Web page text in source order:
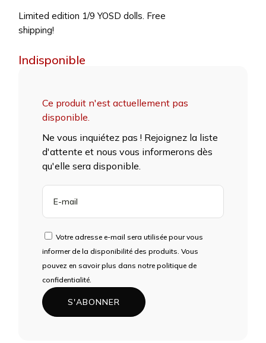
Limited edition 1/9 YOSD dolls. Free
shipping!
Indisponible
Ce produit n'est actuellement pas
disponible.
Ne vous inquiétez pas ! Rejoignez la liste
d'attente et nous vous informerons dès
qu'elle sera disponible.
VOTRE
ADRESSE
E-
MAIL
REJOINDRE
LA
LISTE
D'ATTENTE
Votre adresse e-mail sera utilisée pour vous
informer de la disponibilité des produits. Vous
pouvez en savoir plus dans notre politique de
confidentialité.
S'ABONNER